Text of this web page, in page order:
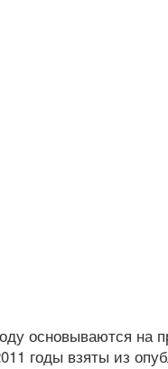
основываются на
годы взяты из